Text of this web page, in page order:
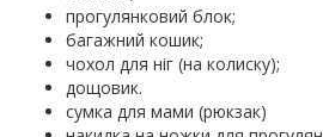
прогулянковий блок;
багажний кошик;
чохол для ніг (на колиску);
дощовик.
сумка для мами (рюкзак)